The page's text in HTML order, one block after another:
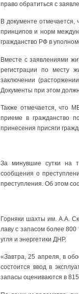
право обратиться с
В документе
принципов и норм
гражданство РФ в
Вместе с заявлениями
регистрации по месту
заключении
Документы при этом
Также отмечается, что
приеме в гражданство
принесения присяги
За минувшие сутки на
сообщения о
преступления. Об этом
Горняки шахты им. А.А.
лаву с запасом более 800
угля и энергетики ДНР.
«Завтра, 25 апреля, в
состоится ввод в
запасы оцениваются в